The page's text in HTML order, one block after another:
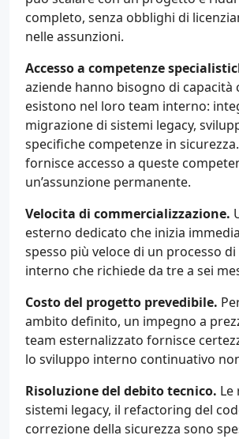
completo, senza obblighi di
nelle assunzioni.
Accesso a competenze
aziende hanno bisogno di capacità
esistono nel loro team interno:
migrazione di sistemi legacy,
specifiche competenze in
fornisce accesso a queste
un’assunzione permanente.
Velocita di commercializzazione.
esterno dedicato che inizia
spesso più veloce di un processo
interno che richiede da tre a sei
Costo del progetto prevedibile.
ambito definito, un impegno a
team esternalizzato fornisce
lo sviluppo interno continuativo
Risoluzione del debito tecnico.
sistemi legacy, il refactoring del
correzione della sicurezza sono